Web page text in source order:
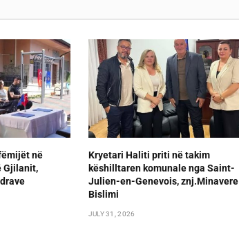
në
Gjilanit,
Kryetari Haliti priti në takim
këshilltaren komunale nga Saint-
Julien-en-Genevois, znj.Minavere
Bislimi
JULY 31, 2026